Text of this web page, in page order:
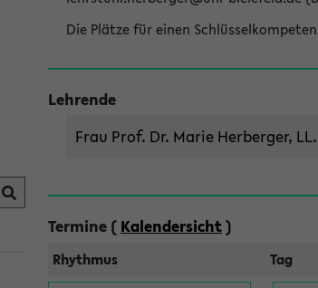
Die Plätze für einen
Lehrende
Frau Prof. Dr. Marie Herberger,
Termine ( Kalendersicht)
Rhythmus Tag